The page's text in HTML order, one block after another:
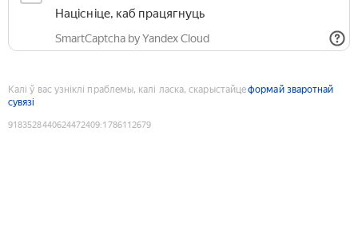
Націсніце, каб працягнуць
SmartCaptcha by Yandex Cloud
Калі ў вас узніклі праблемы, калі ласка, скарыстайцеформай зваротнай
сувязі
9183528440624472409:1786112679